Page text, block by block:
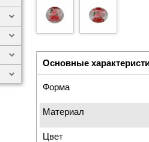
Основные
Форма
Материал
Цвет